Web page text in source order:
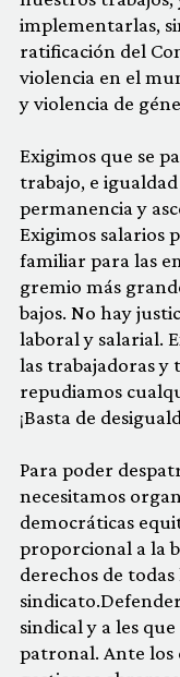
implementarlas,
ratificación del
violencia en el
y violencia de
Exigimos que se
trabajo, e igualdad
permanencia y
Exigimos salarios
familiar para las
gremio más
bajos. No hay
laboral y salarial.
las trabajadoras y
repudiamos
¡Basta de
Para poder
necesitamos
democráticas
proporcional a la
derechos de
sindical y a les
patronal. Ante los